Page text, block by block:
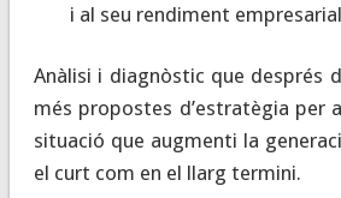
i al seu rendiment
Anàlisi i diagnòstic que després
més propostes d’estratègia per
situació que augmenti la
el curt com en el llarg termini.